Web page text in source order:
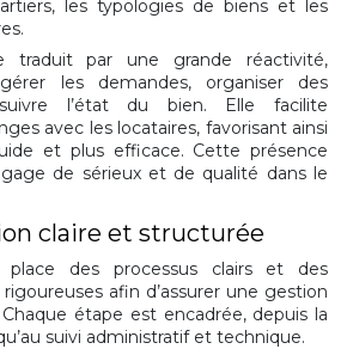
les typologies de biens et les
traduit par une grande réactivité,
les demandes, organiser des
l’état du bien. Elle facilite
avec les locataires, favorisant ainsi
et plus efficace. Cette présence
de sérieux et de qualité dans le
claire et structurée
des processus clairs et des
afin d’assurer une gestion
étape est encadrée, depuis la
suivi administratif et technique.